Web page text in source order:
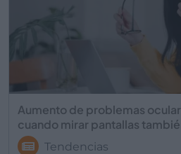
Aumento de problemas
cuando mirar pantallas
Tendencias